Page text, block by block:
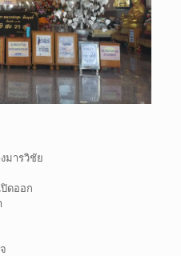
มารวิชัย
ดออก